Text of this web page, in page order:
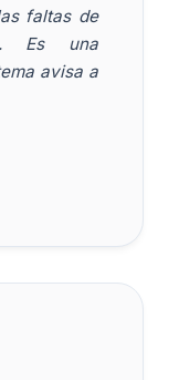
faltas de
Es una
avisa a